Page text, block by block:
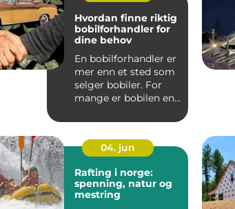
Hvordan finne riktig
bobilforhandler for
dine behov
En bobilforhandler er
mer enn et sted som
selger bobiler. For
mange er bobilen en
04. jun
Rafting i norge:
spenning, natur og
mestring